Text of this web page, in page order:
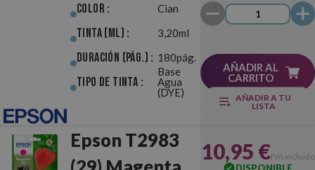
Color : Cian
Tinta (ml) : 3,20ml
Duración (pág.) : 180pág.
Tipo de Tinta :
Base
Agua
(DYE)
AÑADIR AL
CARRITO
AÑADIR A TU
LISTA
Epson T2983
10,95 €IVA incluido
DISPONIBLE